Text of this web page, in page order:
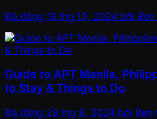
Đã đăng 18 thg 10, 2024 bởi
Guide to APT Manila,
to Stay & Things to Do
Đã đăng 28 thg 9, 2024 bởi Ben